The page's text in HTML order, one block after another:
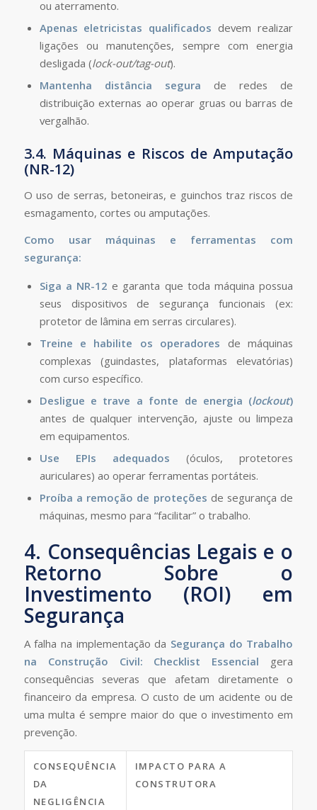
ou aterramento.
Apenas eletricistas qualificados devem realizar
ligações ou manutenções, sempre com energia
desligada (lock-out/tag-out).
Mantenha distância segura de redes de
distribuição externas ao operar gruas ou barras de
vergalhão.
3.4. Máquinas e Riscos de Amputação
(NR-12)
O uso de serras, betoneiras, e guinchos traz riscos de
esmagamento, cortes ou amputações.
Como usar máquinas e ferramentas com
segurança:
Siga a NR-12 e garanta que toda máquina possua
seus dispositivos de segurança funcionais (ex:
protetor de lâmina em serras circulares).
Treine e habilite os operadores de máquinas
complexas (guindastes, plataformas elevatórias)
com curso específico.
Desligue e trave a fonte de energia (lockout)
antes de qualquer intervenção, ajuste ou limpeza
em equipamentos.
Use EPIs adequados (óculos, protetores
auriculares) ao operar ferramentas portáteis.
Proíba a remoção de proteções de segurança de
máquinas, mesmo para “facilitar” o trabalho.
4. Consequências Legais e o
Retorno Sobre o
Investimento (ROI) em
Segurança
A falha na implementação da Segurança do Trabalho
na Construção Civil: Checklist Essencial gera
consequências severas que afetam diretamente o
financeiro da empresa. O custo de um acidente ou de
uma multa é sempre maior do que o investimento em
prevenção.
CONSEQUÊNCIA
DA
NEGLIGÊNCIA
IMPACTO PARA A
CONSTRUTORA